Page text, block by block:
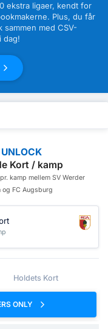
ekstra ligaer, kendt for
Plus, du får
sammen med CSV-
dag!
UNLOCK
Kort / kamp
kamp mellem SV Werder
og FC Augsburg
Holdets Kort
ONLY